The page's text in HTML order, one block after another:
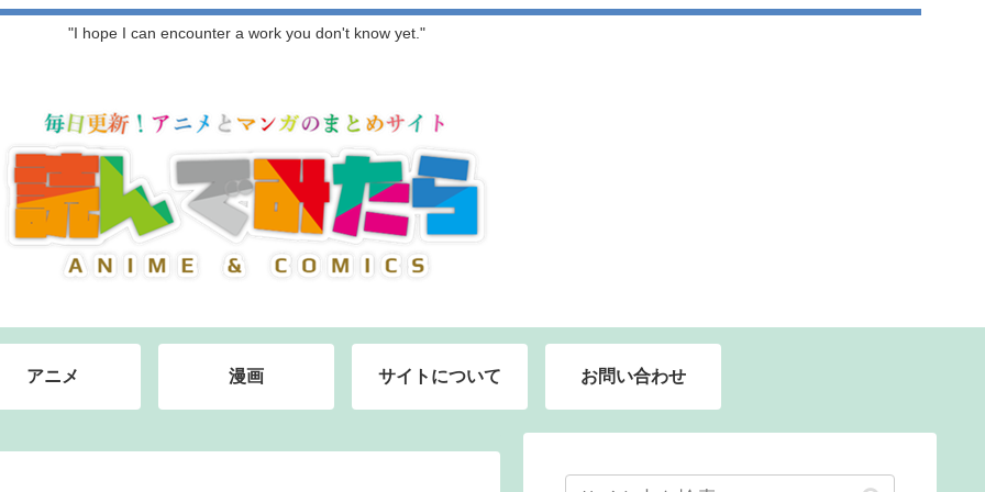
"I hope I can encounter a work you don't know yet."
アニメ 漫画 サイトについて お問い合わせ